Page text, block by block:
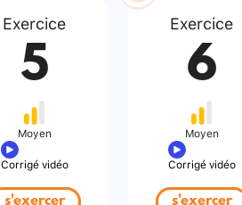
Exercice
5
Moyen
Corrigé vidéo
s'exercer
Exercice
6
Moyen
Corrigé vidéo
s'exercer